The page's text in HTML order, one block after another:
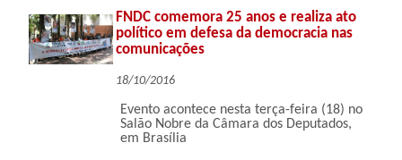
FNDC comemora 25 anos e realiza ato
político em defesa da democracia nas
comunicações
18/10/2016
Evento acontece nesta terça-feira (18) no
Salão Nobre da Câmara dos Deputados,
em Brasília